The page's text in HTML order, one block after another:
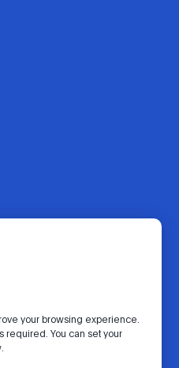
your browsing experience.
required. You can set your
Intranet